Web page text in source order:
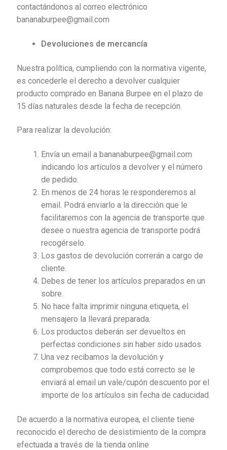
contactándonos al correo electrónico
bananaburpee@gmail.com
Devoluciones de mercancía
Nuestra política, cumpliendo con la normativa vigente,
es concederle el derecho a devolver cualquier
producto comprado en Banana Burpee en el plazo de
15 días naturales desde la fecha de recepción.
Para realizar la devolución:
Envía un email a bananaburpee@gmail.com
indicando los artículos a devolver y el número
de pedido.
En menos de 24 horas le responderemos al
email. Podrá enviarlo a la dirección que le
facilitaremos con la agencia de transporte que
desee o nuestra agencia de transporte podrá
recogérselo.
Los gastos de devolución correrán a cargo de
cliente.
Debes de tener los artículos preparados en un
sobre.
No hace falta imprimir ninguna etiqueta, el
mensajero la llevará preparada.
Los productos deberán ser devueltos en
perfectas condiciones sin haber sido usados.
Una vez recibamos la devolución y
comprobemos que todo está correcto se le
enviará al email un vale/cupón descuento por el
importe de los artículos sin fecha de caducidad.
De acuerdo a la normativa europea, el cliente tiene
reconocido el derecho de desistimiento de la compra
efectuada a través de la tienda online